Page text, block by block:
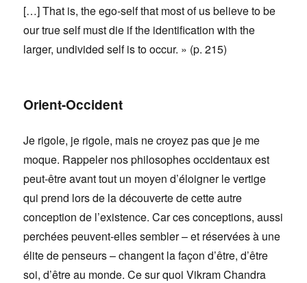
[…] That is, the ego-self that most of us believe to be
our true self must die if the identification with the
larger, undivided self is to occur. » (p. 215)
Orient-Occident
Je rigole, je rigole, mais ne croyez pas que je me
moque. Rappeler nos philosophes occidentaux est
peut-être avant tout un moyen d’éloigner le vertige
qui prend lors de la découverte de cette autre
conception de l’existence. Car ces conceptions, aussi
perchées peuvent-elles sembler – et réservées à une
élite de penseurs – changent la façon d’être, d’être
soi, d’être au monde. Ce sur quoi Vikram Chandra